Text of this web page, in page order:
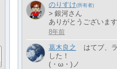
のりすけ
> 銀河さん
ありがとうございます
8年前
葛木良之
はてブ、
した！
(・ω・)ノ